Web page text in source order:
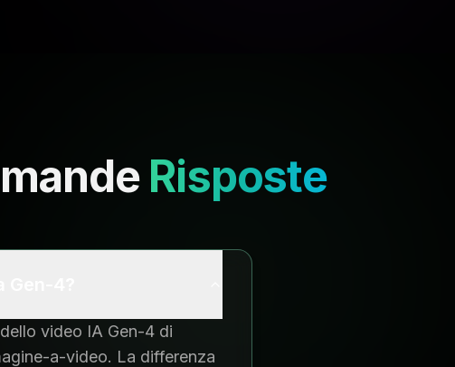
Risposte
video IA Gen-4 di
a-video. La differenza